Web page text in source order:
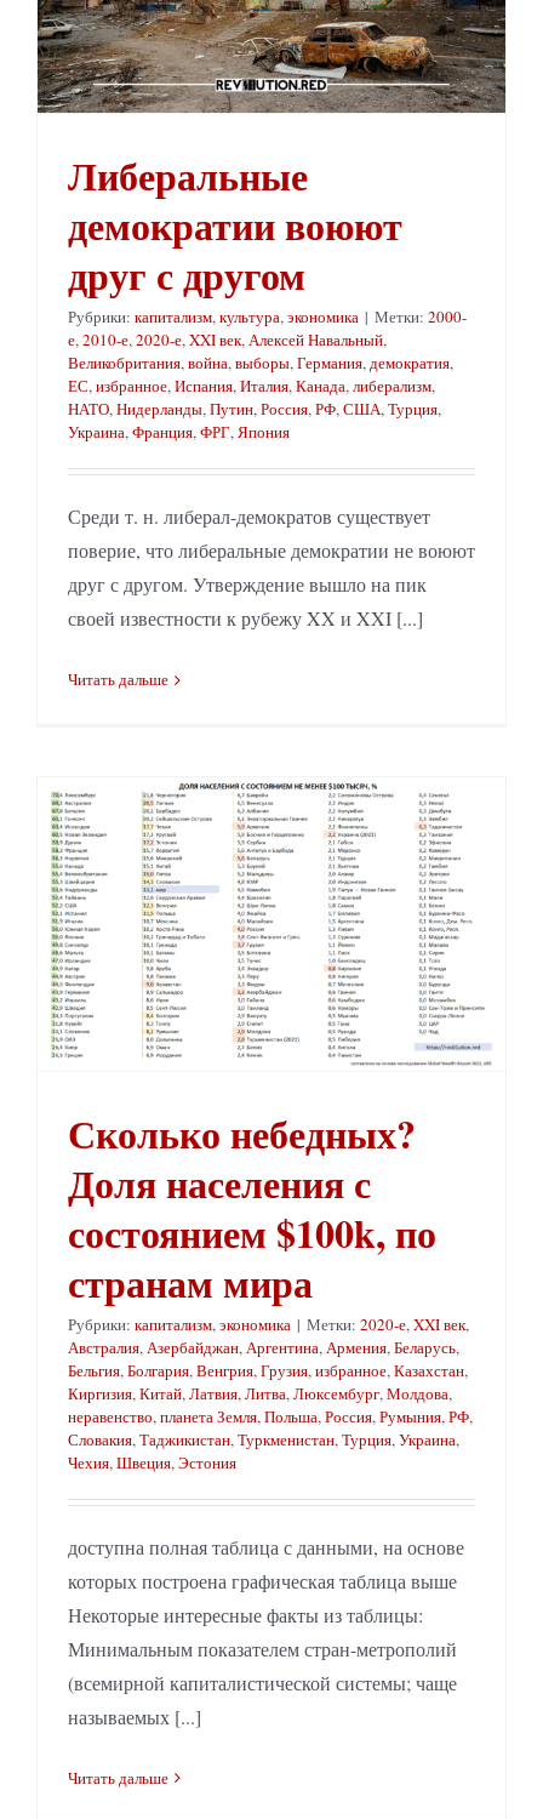
Либеральные
демократии воюют
друг с другом
Рубрики: капитализм,культура,экономика | Метки: 2000-
е,2010-е,2020-е,XXI век,Алексей Навальный,
Великобритания,война,выборы,Германия,демократия,
ЕС,избранное,Испания,Италия,Канада,либерализм,
НАТО,Нидерланды,Путин,Россия,РФ,США,Турция,
Украина,Франция,ФРГ,Япония
Среди т. н. либерал-демократов существует
поверие, что либеральные демократии не воюют
друг с другом. Утверждение вышло на пик
своей известности к рубежу XX и XXI [...]
Читать дальше
Сколько небедных?
Доля населения с
состоянием $100k, по
странам мира
Рубрики: капитализм,экономика | Метки: 2020-е,XXI век,
Австралия,Азербайджан,Аргентина,Армения,Беларусь,
Бельгия,Болгария,Венгрия,Грузия,избранное,Казахстан,
Киргизия,Китай,Латвия,Литва,Люксембург,Молдова,
неравенство,планета Земля,Польша,Россия,Румыния,РФ,
Словакия,Таджикистан,Туркменистан,Турция,Украина,
Чехия,Швеция,Эстония
доступна полная таблица с данными, на основе
которых построена графическая таблица выше
Некоторые интересные факты из таблицы:
Минимальным показателем стран-метрополий
(всемирной капиталистической системы; чаще
называемых [...]
Читать дальше